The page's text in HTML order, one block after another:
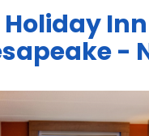
Holiday
-